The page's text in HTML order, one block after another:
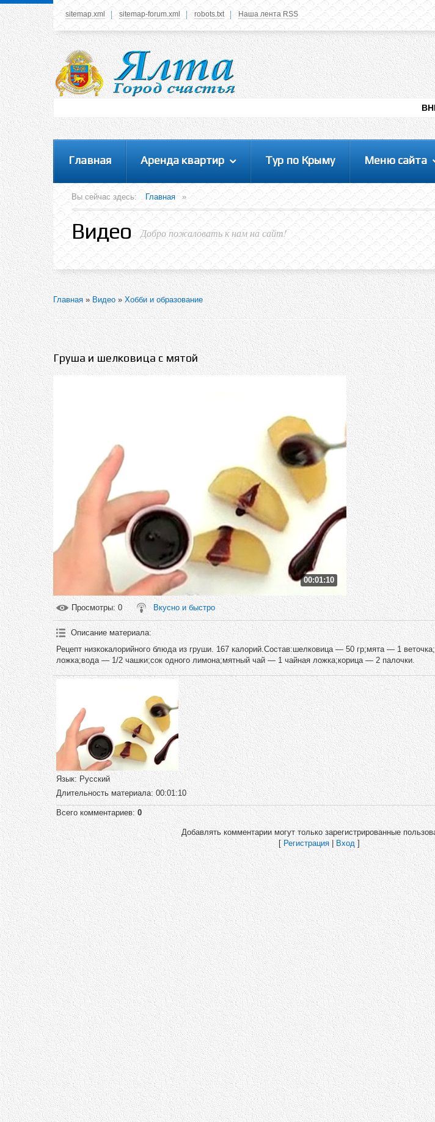
У вас нет прав просматривать данное меню,
пожалуйста, войдите на сайт под своим
логином или зарегестрируйтесь! Это позволит
вам пользоваться всеми функциями нашего
Здравствуйте
пользоваться
управления,
логином, либо
sitemap.xml sitemap-forum.xml robots.txt Наша лента RSS
ВНИМАНИЕ:
Главная Аренда квартир Тур по Крыму Меню сайта
Вы сейчас здесь: Главная »
Видео Добро пожаловать к нам на сайт!
Главная»Видео»Хобби и образование
Груша и шелковица с мятой
00:01:10
Просмотры: 0 Вкусно и быстро
Описание материала:
Рецепт низкокалорийного блюда из груши. 167 калорий.Состав:шелковица — 50 гр;мята — 1
ложка;вода — 1/2 чашки;сок одного лимона;мятный чай — 1 чайная ложка;корица — 2 палочки.
Язык: Русский
Длительность материала: 00:01:10
Всего комментариев:0
Добавлять комментарии могут только зарегистрированные
[Регистрация|Вход]